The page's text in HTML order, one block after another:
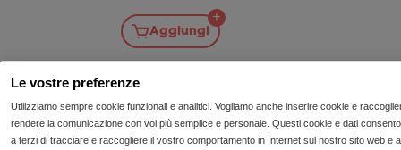
Le vostre preferenze
Utilizziamo sempre cookie funzionali e analitici. Vogliamo anche inserire cookie e
rendere la comunicazione con voi più semplice e personale. Questi cookie e dati
a terzi di tracciare e raccogliere il vostro comportamento in Internet sul nostro sito web e
Aggiungi
1 2 →